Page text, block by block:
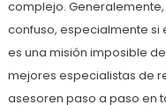
complejo.
confuso, especialmente si
es una misión imposible
mejores especialistas de
asesoren paso a paso en